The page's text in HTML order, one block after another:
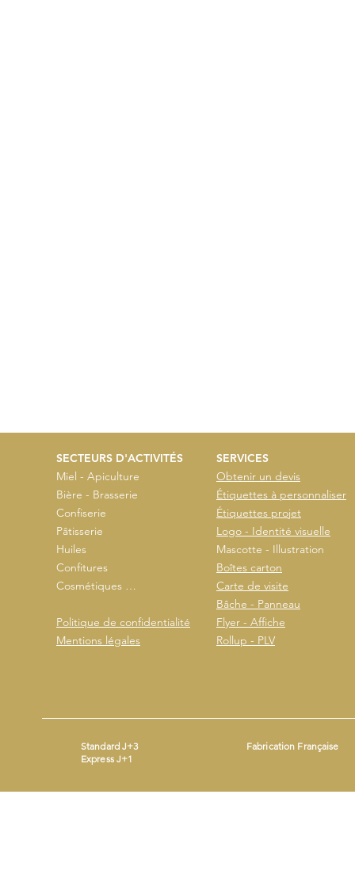
SECTEURS D'ACTIVITÉS
Miel - Apiculture
Bière - Brasserie
Confiserie
Pâtisserie
Huiles
Confitures
Cosmétiques …
Politique de confidentialité
Mentions légales
SERVICES
Obtenir un devis
Étiquettes à personnaliser
Étiquettes projet
Logo - Identité visuelle
Mascotte - Illustration
Boîtes carton
Carte de visite
Bâche - Panneau
Flyer - Affiche
Rollup - PLV
Standard J+3
Express J+1
Fabrication Française